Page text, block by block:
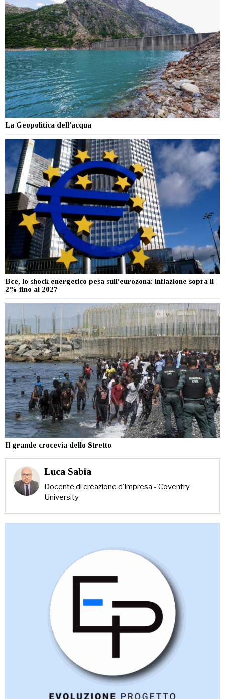
La Geopolitica dell’acqua
Bce, lo shock energetico pesa sull’eurozona: inflazione sopra il
2% fino al 2027
Il grande crocevia dello Stretto
Luca Sabia
Docente di creazione d'impresa - Coventry
University